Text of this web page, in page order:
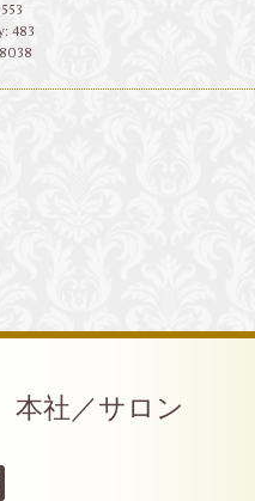
553
483
社／サロン